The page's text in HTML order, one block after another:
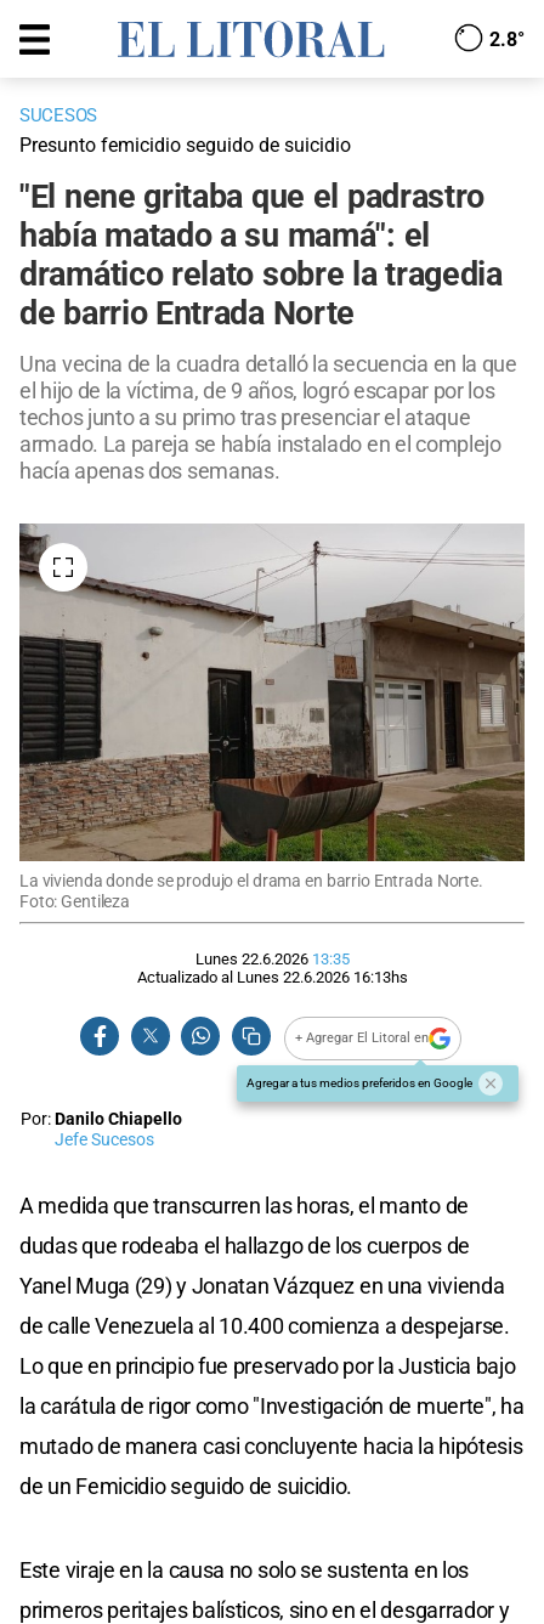
2.8°
SUCESOS
Presunto femicidio seguido de suicidio
"El nene gritaba que el padrastro
había matado a su mamá": el
dramático relato sobre la tragedia
de barrio Entrada Norte
Una vecina de la cuadra detalló la secuencia en la que
el hijo de la víctima, de 9 años, logró escapar por los
techos junto a su primo tras presenciar el ataque
armado. La pareja se había instalado en el complejo
hacía apenas dos semanas.
La vivienda donde se produjo el drama en barrio Entrada Norte.
Foto: Gentileza
Lunes 22.6.2026 13:35
Actualizado al Lunes 22.6.2026 16:13hs
+ Agregar El Litoral en
Agregar a tus medios preferidos en Google
Por:Danilo Chiapello
Jefe Sucesos
A medida que transcurren las horas, el manto de
dudas que rodeaba el hallazgo de los cuerpos de
Yanel Muga (29) y Jonatan Vázquez en una vivienda
de calle Venezuela al 10.400 comienza a despejarse.
Lo que en principio fue preservado por la Justicia bajo
la carátula de rigor como "Investigación de muerte", ha
mutado de manera casi concluyente hacia la hipótesis
de un Femicidio seguido de suicidio.
Este viraje en la causa no solo se sustenta en los
primeros peritajes balísticos, sino en el desgarrador y